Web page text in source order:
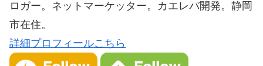
ロガー。ネットマーケッター。カエレバ開発。静岡
市在住。
詳細プロフィールこちら